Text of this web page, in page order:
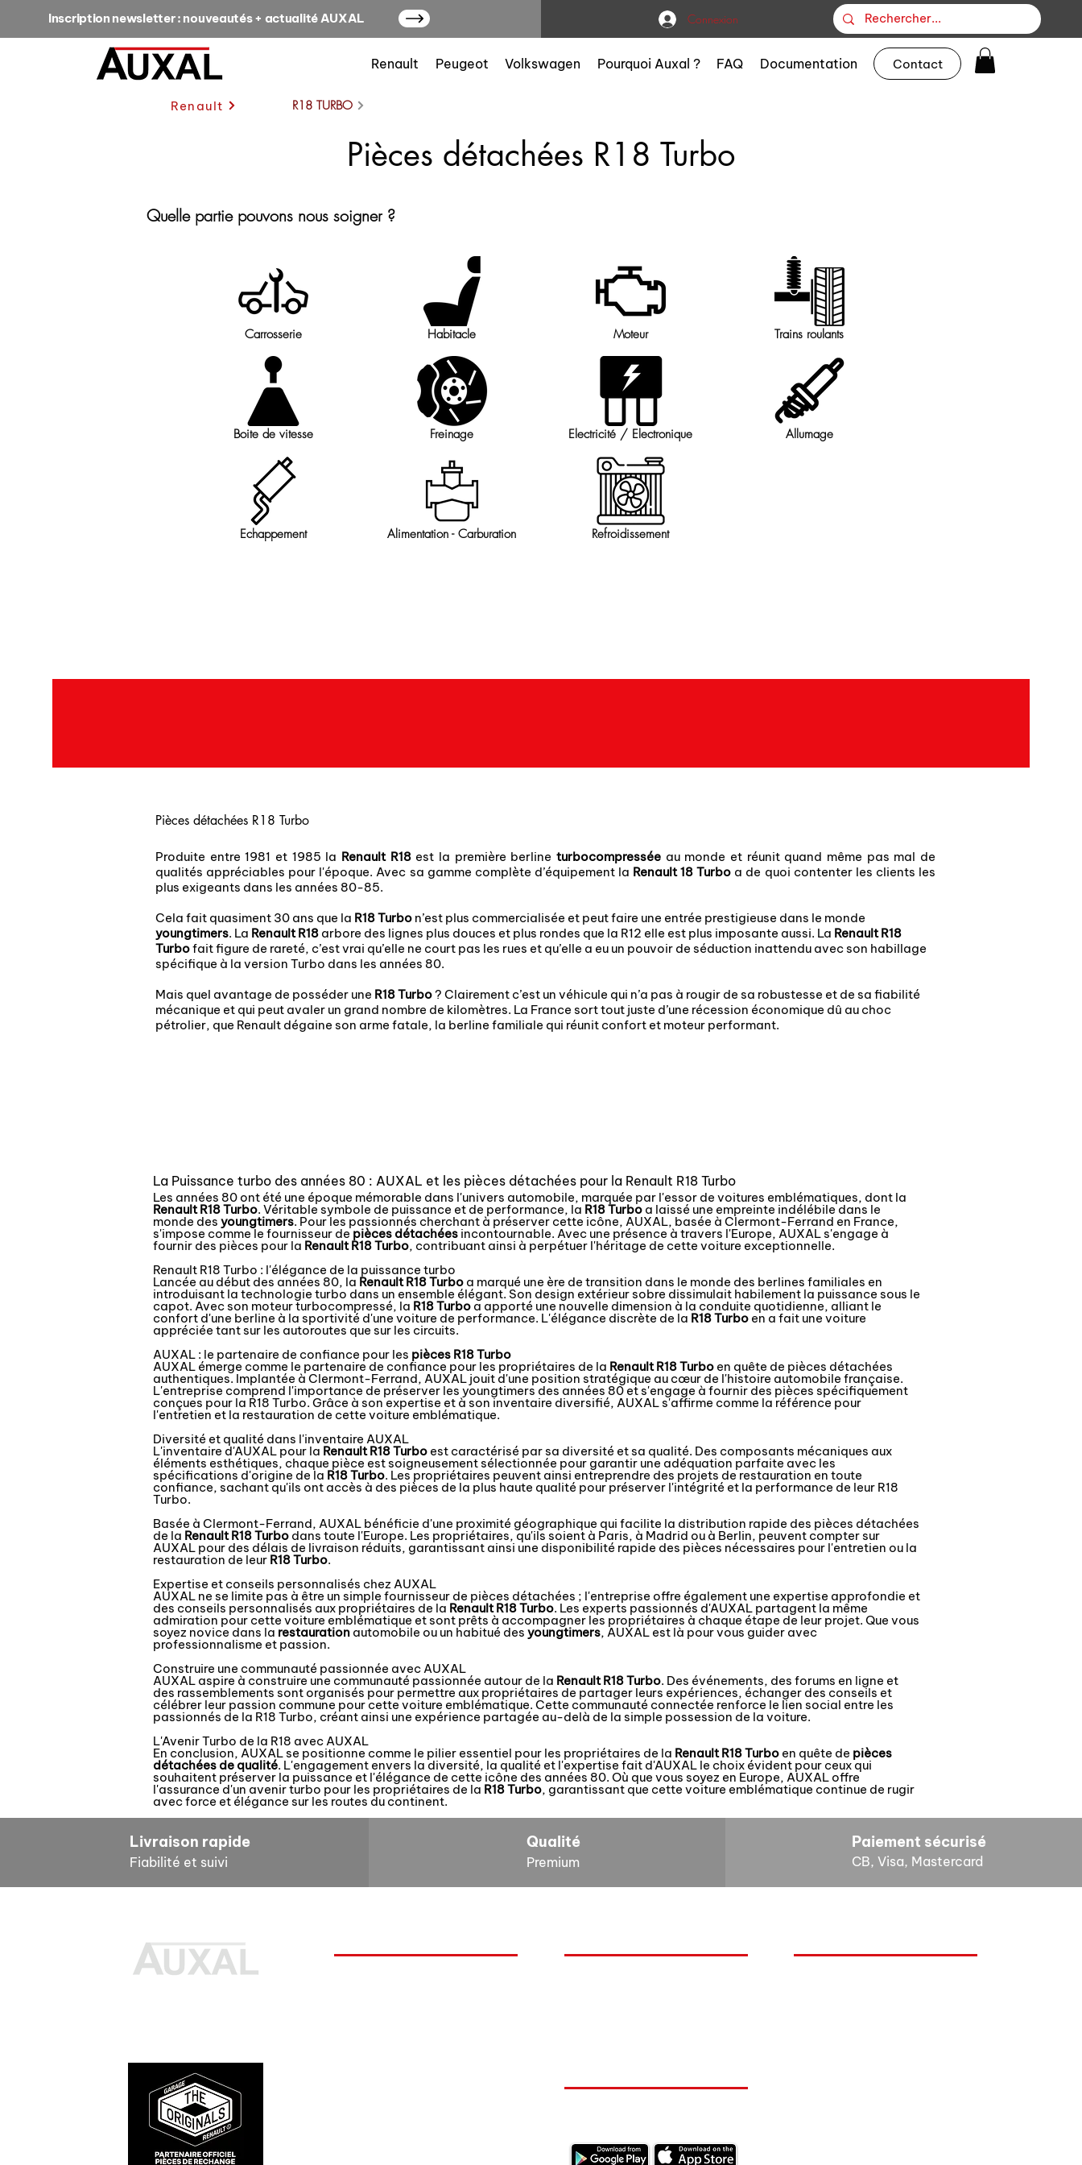
Inscription newsletter : nouveautés + actualité AUXAL Connexion
Renault Peugeot Volkswagen Pourquoi Auxal ? FAQ Documentation Contact
Renault R18 TURBO
Pièces détachées R18 Turbo
Quelle partie pouvons nous soigner ?
Carrosserie
Boite de vitesse
Echappement
Habitacle
Freinage
Alimentation - Carburation
Moteur
Electricité / Electronique
Refroidissement
Trains roulants
Allumage
Pièces détachées R18 Turbo
Produite entre 1981 et 1985 la Renault R18est la première berlineturbocompressée au monde et réunit quand même pas mal de
qualités appréciables pour l'époque. Avec sa gamme complète d’équipement la Renault 18 Turbo a de quoi contenter les clients les
plus exigeants dans les années 80-85.
Cela fait quasiment 30 ans que la R18 Turbo n’est plus commercialisée et peut faire une entrée prestigieuse dans le monde
youngtimers. La Renault R18 arbore des lignes plus douces et plus rondes que la R12 elle est plus imposante aussi. La Renault R18
Turbofait figure de rareté, c’est vrai qu’elle ne court pas les rues et qu’elle a eu un pouvoir de séduction inattendu avec son habillage
spécifique à la version Turbo dans les années 80.
Mais quel avantage de posséder une R18 Turbo? Clairement c’est un véhicule qui n’a pas à rougir de sa robustesse et de sa fiabilité
mécanique et qui peut avaler un grand nombre de kilomètres. La France sort tout juste d’une récession économique dû au choc
pétrolier, que Renault dégaine son arme fatale, la berline familiale qui réunit confort et moteur performant.
La Puissance turbo des années 80 : AUXAL et les pièces détachées pour la Renault R18 Turbo
Les années 80 ont été une époque mémorable dans l'univers automobile, marquée par l'essor de voitures emblématiques, dont la
Renault R18 Turbo. Véritable symbole de puissance et de performance, la R18 Turbo a laissé une empreinte indélébile dans le
monde des youngtimers. Pour les passionnés cherchant à préserver cette icône, AUXAL, basée à Clermont-Ferrand en France,
s'impose comme le fournisseur de pièces détachées incontournable. Avec une présence à travers l'Europe, AUXAL s'engage à
fournir des pièces pour la Renault R18 Turbo, contribuant ainsi à perpétuer l'héritage de cette voiture exceptionnelle.
Renault R18 Turbo : l'élégance de la puissance turbo
Lancée au début des années 80, la Renault R18 Turbo a marqué une ère de transition dans le monde des berlines familiales en
introduisant la technologie turbo dans un ensemble élégant. Son design extérieur sobre dissimulait habilement la puissance sous le
capot. Avec son moteur turbocompressé, la R18 Turbo a apporté une nouvelle dimension à la conduite quotidienne, alliant le
confort d'une berline à la sportivité d'une voiture de performance. L'élégance discrète de la R18 Turbo en a fait une voiture
appréciée tant sur les autoroutes que sur les circuits.
AUXAL : le partenaire de confiance pour les pièces R18 Turbo
AUXAL émerge comme le partenaire de confiance pour les propriétaires de la Renault R18 Turbo en quête de pièces détachées
authentiques. Implantée à Clermont-Ferrand, AUXAL jouit d'une position stratégique au cœur de l'histoire automobile française.
L'entreprise comprend l'importance de préserver les youngtimers des années 80 et s'engage à fournir des pièces spécifiquement
conçues pour la R18 Turbo. Grâce à son expertise et à son inventaire diversifié, AUXAL s'affirme comme la référence pour
l'entretien et la restauration de cette voiture emblématique.
Diversité et qualité dans l'inventaire AUXAL
L'inventaire d'AUXAL pour la Renault R18 Turbo est caractérisé par sa diversité et sa qualité. Des composants mécaniques aux
éléments esthétiques, chaque pièce est soigneusement sélectionnée pour garantir une adéquation parfaite avec les
spécifications d'origine de la R18 Turbo. Les propriétaires peuvent ainsi entreprendre des projets de restauration en toute
confiance, sachant qu'ils ont accès à des pièces de la plus haute qualité pour préserver l'intégrité et la performance de leur R18
Turbo.
Basée à Clermont-Ferrand, AUXAL bénéficie d'une proximité géographique qui facilite la distribution rapide des pièces détachées
de la Renault R18 Turbo dans toute l'Europe. Les propriétaires, qu'ils soient à Paris, à Madrid ou à Berlin, peuvent compter sur
AUXAL pour des délais de livraison réduits, garantissant ainsi une disponibilité rapide des pièces nécessaires pour l'entretien ou la
restauration de leur R18 Turbo.
Expertise et conseils personnalisés chez AUXAL
AUXAL ne se limite pas à être un simple fournisseur de pièces détachées ; l'entreprise offre également une expertise approfondie et
des conseils personnalisés aux propriétaires de la Renault R18 Turbo. Les experts passionnés d'AUXAL partagent la même
admiration pour cette voiture emblématique et sont prêts à accompagner les propriétaires à chaque étape de leur projet. Que vous
soyez novice dans la restauration automobile ou un habitué des youngtimers, AUXAL est là pour vous guider avec
professionnalisme et passion.
Construire une communauté passionnée avec AUXAL
AUXAL aspire à construire une communauté passionnée autour de la Renault R18 Turbo. Des événements, des forums en ligne et
des rassemblements sont organisés pour permettre aux propriétaires de partager leurs expériences, échanger des conseils et
célébrer leur passion commune pour cette voiture emblématique. Cette communauté connectée renforce le lien social entre les
passionnés de la R18 Turbo, créant ainsi une expérience partagée au-delà de la simple possession de la voiture.
L'Avenir Turbo de la R18 avec AUXAL
En conclusion, AUXAL se positionne comme le pilier essentiel pour les propriétaires de la Renault R18 Turbo en quête de pièces
détachées de qualité. L'engagement envers la diversité, la qualité et l'expertise fait d'AUXAL le choix évident pour ceux qui
souhaitent préserver la puissance et l'élégance de cette icône des années 80. Où que vous soyez en Europe, AUXAL offre
l'assurance d'un avenir turbo pour les propriétaires de la R18 Turbo, garantissant que cette voiture emblématique continue de rugir
avec force et élégance sur les routes du continent.
Livraison rapide
Fiabilité et suivi
Qualité
Premium
Paiement sécurisé
CB, Visa, Mastercard